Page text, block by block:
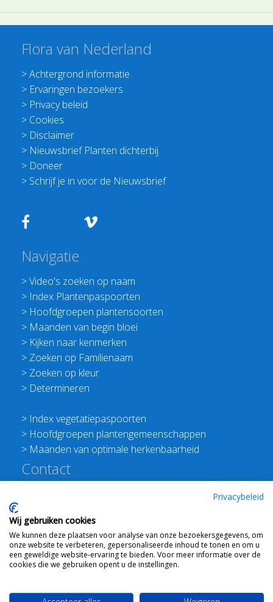
Flora van Nederland
>Achtergrond informatie
> Ervaringen bezoekers
> Privacy beleid
> Cookies
> Disclaimer
> Nieuwsbrief Planten dichterbij
> Doneer
> Schrijf je in voor de Nieuwsbrief
Navigatie
>Video's zoeken op naam
> Index Plantenpaspoorten
> Hoofdgroepen plantensoorten
> Maanden van begin bloei
> Kijken naar kenmerken
> Zoeken op Familienaam
> Zoeken op kleur
> Determineren
> Index vegetatiepaspoorten
> Hoofdgroepen plantengemeenschappen
> Maanden van optimale herkenbaarheid
Contact
E:info@floravannederland.nl
Plein 1992 70F 6221JP Maastricht
T: 06 41237586
KVK: 76114821 btw: NL860512289B01
Privacybeleid
Wij gebruiken cookies
We kunnen deze plaatsen voor analyse van onze bezoekersgegevens, om
onze website te verbeteren, gepersonaliseerde inhoud te tonen en om u
een geweldige website-ervaring te bieden. Voor meer informatie over de
cookies die we gebruiken opent u de instellingen.